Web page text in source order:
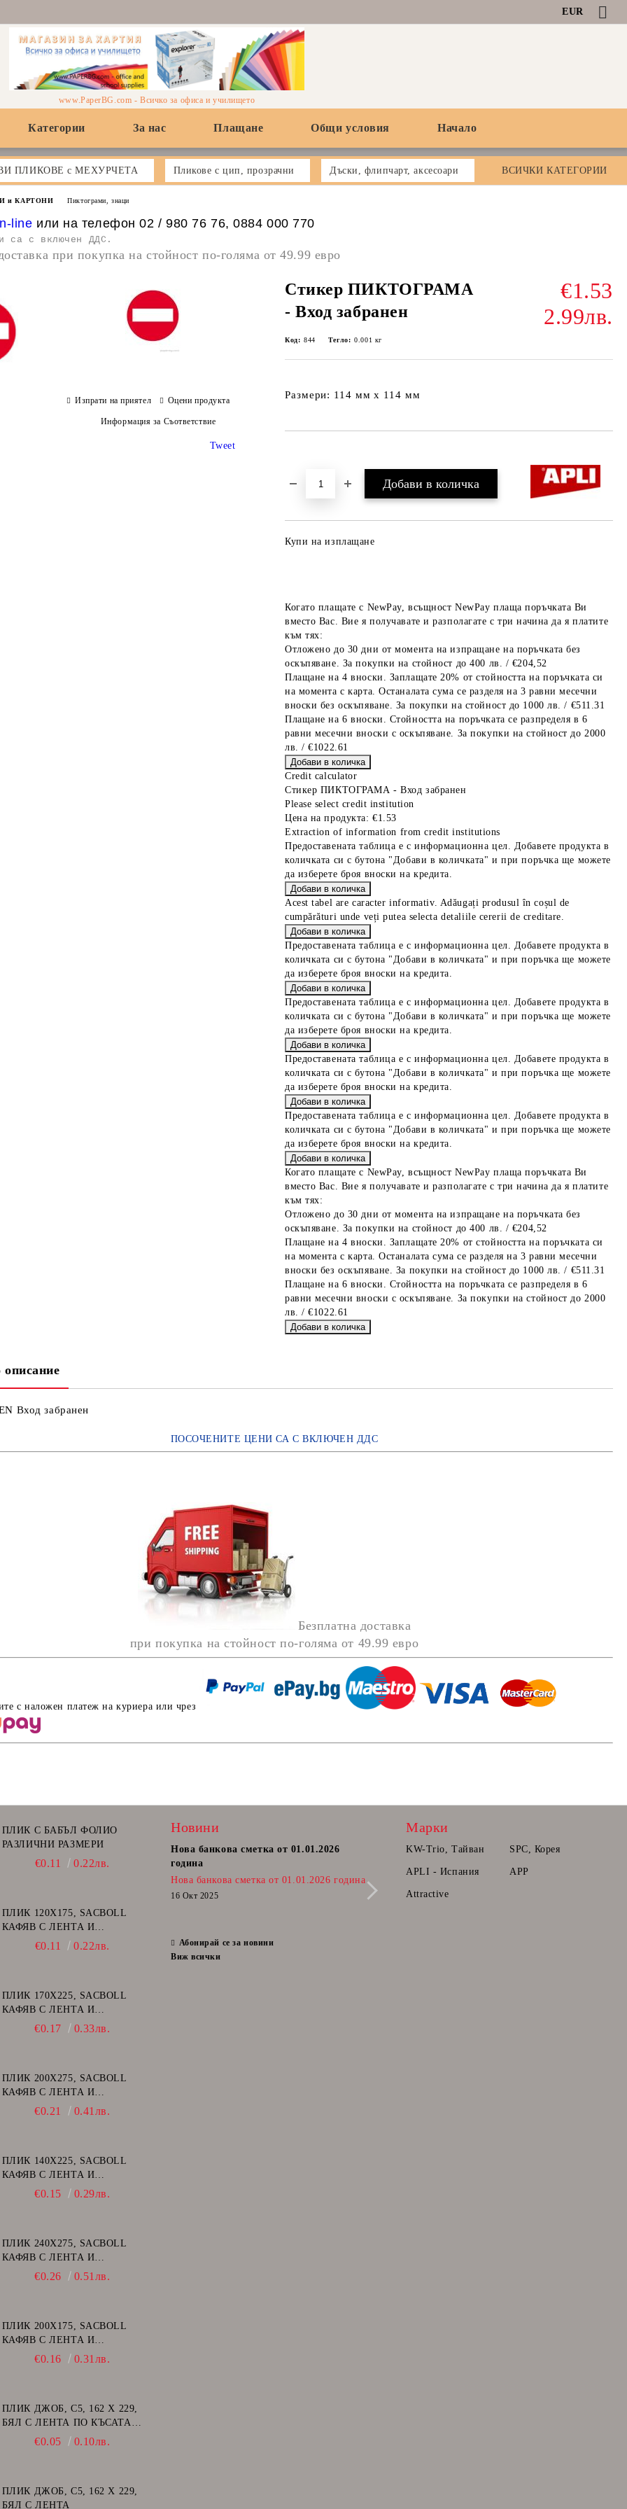
EUR
www.PaperBG.com - Всичко за офиса и училището
Категории За нас Плащане Общи условия Начало
ПЛИКОВЕ с МЕХУРЧЕТА Пликове с цип, прозрачни Дъски, флипчарт, аксесоари ВСИЧКИ КАТЕГОРИИ
и КАРТОНИ Пиктограми, знаци
line или на телефон 02 / 980 76 76, 0884 000 770
са с включен ДДС.
при покупка на стойност по-голяма от 49.99 евро
Стикер ПИКТОГРАМА
- Вход забранен
€1.53
2.99лв.
Код: 844 Тегло: 0.001 кг
Размери: 114 мм x 114 мм
Купи на изплащане
Когато плащате с NewPay, всъщност NewPay плаща поръчката Ви
вместо Вас. Вие я получавате и разполагате с три начина да я платите
към тях:
Отложено до 30 дни от момента на изпращане на поръчката без
оскъпяване. За покупки на стойност до 400 лв. / €204,52
Плащане на 4 вноски. Заплащате 20% от стойността на поръчката си
на момента с карта. Останалата сума се разделя на 3 равни месечни
вноски без оскъпяване. За покупки на стойност до 1000 лв. / €511.31
Плащане на 6 вноски. Стойността на поръчката се разпределя в 6
равни месечни вноски с оскъпяване. За покупки на стойност до 2000
лв. / €1022.61
Credit calculator
Стикер ПИКТОГРАМА - Вход забранен
Please select credit institution
Цена на продукта: €1.53
Extraction of information from credit institutions
Предоставената таблица е с информационна цел. Добавете продукта в
количката си с бутона "Добави в количката" и при поръчка ще можете
да изберете броя вноски на кредита.
Acest tabel are caracter informativ. Adăugați produsul în coșul de
cumpărături unde veți putea selecta detaliile cererii de creditare.
Предоставената таблица е с информационна цел. Добавете продукта в
количката си с бутона "Добави в количката" и при поръчка ще можете
да изберете броя вноски на кредита.
Предоставената таблица е с информационна цел. Добавете продукта в
количката си с бутона "Добави в количката" и при поръчка ще можете
да изберете броя вноски на кредита.
Предоставената таблица е с информационна цел. Добавете продукта в
количката си с бутона "Добави в количката" и при поръчка ще можете
да изберете броя вноски на кредита.
Предоставената таблица е с информационна цел. Добавете продукта в
количката си с бутона "Добави в количката" и при поръчка ще можете
да изберете броя вноски на кредита.
Когато плащате с NewPay, всъщност NewPay плаща поръчката Ви
вместо Вас. Вие я получавате и разполагате с три начина да я платите
към тях:
Отложено до 30 дни от момента на изпращане на поръчката без
оскъпяване. За покупки на стойност до 400 лв. / €204,52
Плащане на 4 вноски. Заплащате 20% от стойността на поръчката си
на момента с карта. Останалата сума се разделя на 3 равни месечни
вноски без оскъпяване. За покупки на стойност до 1000 лв. / €511.31
Плащане на 6 вноски. Стойността на поръчката се разпределя в 6
равни месечни вноски с оскъпяване. За покупки на стойност до 2000
лв. / €1022.61
Изпрати на приятел Оцени продукта
Информация за Съответствие
Tweet
описание
Вход забранен
ПОСОЧЕНИТЕ ЦЕНИ СА С ВКЛЮЧЕН ДДС
Безплатна доставка
при покупка на стойност по-голяма от 49.99 евро
с наложен платеж на куриера или чрез
ПЛИК С БАБЪЛ ФОЛИО
РАЗЛИЧНИ РАЗМЕРИ
€0.11 0.22лв.
ПЛИК 120Х175, SACBOLL
КАФЯВ С ЛЕНТА И
ВЪЗДУШНИ МЕХУРИ - А/11
€0.11 0.22лв.
ПЛИК 170Х225, SACBOLL
КАФЯВ С ЛЕНТА И
ВЪЗДУШНИ МЕХУРИ - C/13
€0.17 0.33лв.
ПЛИК 200Х275, SACBOLL
КАФЯВ С ЛЕНТА И
ВЪЗДУШНИ МЕХУРИ - D/14
€0.21 0.41лв.
ПЛИК 140Х225, SACBOLL
КАФЯВ С ЛЕНТА И
ВЪЗДУШНИ МЕХУРИ - В/12
€0.15 0.29лв.
ПЛИК 240Х275, SACBOLL
КАФЯВ С ЛЕНТА И
ВЪЗДУШНИ МЕХУРИ - E/15
€0.26 0.51лв.
ПЛИК 200Х175, SACBOLL
КАФЯВ С ЛЕНТА И
ВЪЗДУШНИ МЕХУРИ - CD
€0.16 0.31лв.
ПЛИК ДЖОБ, C5, 162 Х 229,
БЯЛ С ЛЕНТА ПО КЪСАТА
СТРАНА€0.05 0.10лв.
ПЛИК ДЖОБ, C5, 162 Х 229,
БЯЛ С ЛЕНТА
Новини
Нова банкова сметка от 01.01.2026
година
Нова банкова сметка от 01.01.2026 година
16 Окт 2025
Постоянна количка.
Радваме се да Ви съобщим, че вече може
които ще може да поръчате в бъдещ
Абонирай се за новини
Виж всички
Марки
KW-Trio, Тайван SPC, Корея
APLI - Испания APP
Attractive